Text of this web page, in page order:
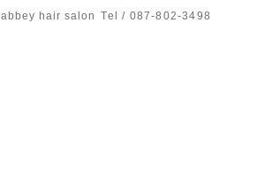
abbey hair salon Tel / 087-802-3498